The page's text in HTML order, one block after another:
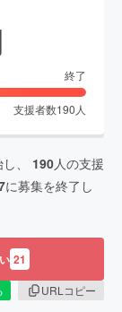
終了
支援者数190 人
、 190人の支援
に募集を終了し
21
URLコピー